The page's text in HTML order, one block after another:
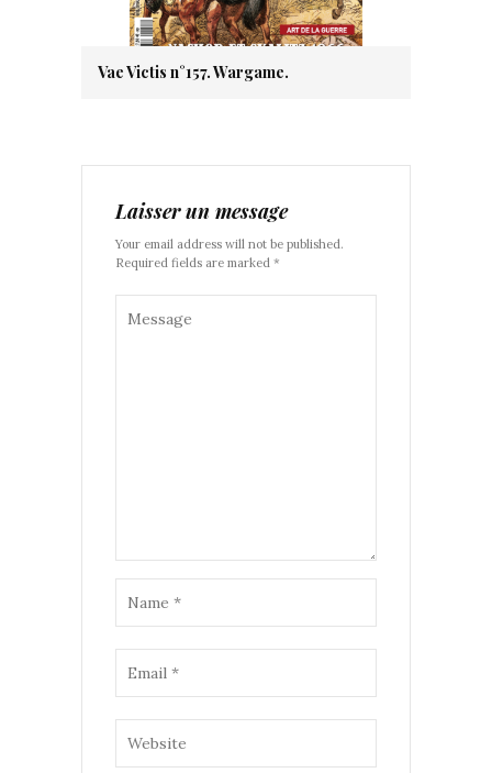
Vae Victis n°157. Wargame.
Laisser un message
Your email address will not be published.
Required fields are marked *